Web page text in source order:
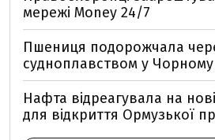
мережі Money 24/7
Пшениця подорожчала
судноплавством у Чорному
Нафта відреагувала на
для відкриття Ормузької